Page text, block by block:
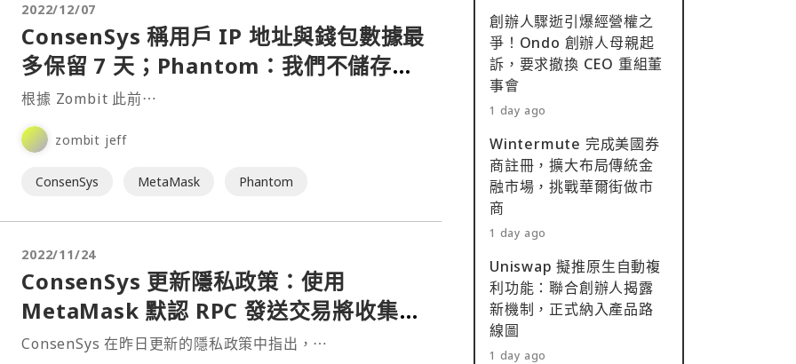
2022/12/07
ConsenSys 稱用戶 IP 地址與錢包數據最
多保留 7 天；Phantom：我們不儲存也
無法識別用戶 IP 地址
根據 Zombit 此前⋯
zombit jeff
ConsenSys MetaMask Phantom
2022/11/24
ConsenSys 更新隱私政策：使用
MetaMask 默認 RPC 發送交易將收集用
戶 IP 地址與錢包地址信息
ConsenSys 在昨日更新的隱私政策中指出，⋯
創辦人驟逝引爆經營權之
爭！Ondo 創辦人母親起
訴，要求撤換 CEO 重組董
事會
1 day ago
Wintermute 完成美國券
商註冊，擴大布局傳統金
融市場，挑戰華爾街做市
商
1 day ago
Uniswap 擬推原生自動複
利功能：聯合創辦人揭露
新機制，正式納入產品路
線圖
1 day ago